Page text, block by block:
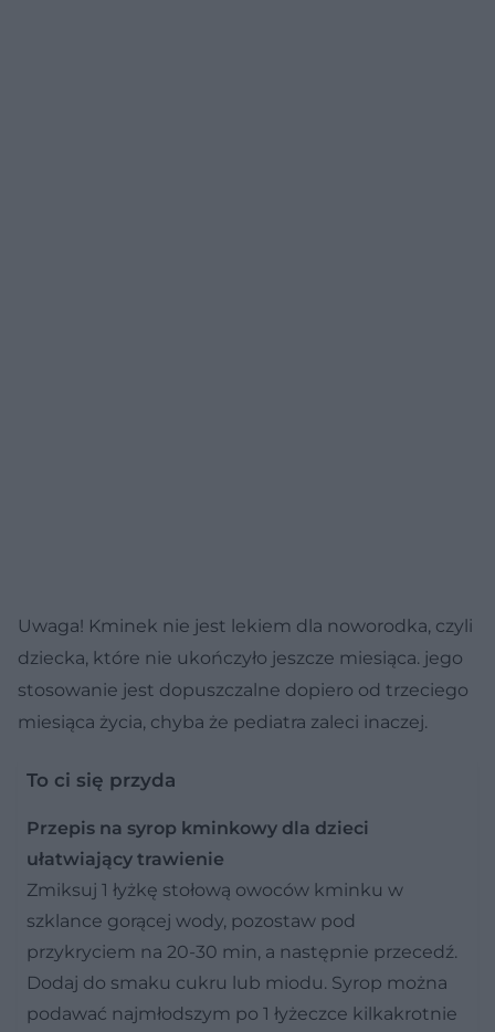
Uwaga! Kminek nie jest lekiem dla noworodka, czyli
dziecka, które nie ukończyło jeszcze miesiąca. jego
stosowanie jest dopuszczalne dopiero od trzeciego
miesiąca życia, chyba że pediatra zaleci inaczej.
To ci się przyda
Przepis na syrop kminkowy dla dzieci
ułatwiający trawienie
Zmiksuj 1 łyżkę stołową owoców kminku w
szklance gorącej wody, pozostaw pod
przykryciem na 20-30 min, a następnie przecedź.
Dodaj do smaku cukru lub miodu. Syrop można
podawać najmłodszym po 1 łyżeczce kilkakrotnie